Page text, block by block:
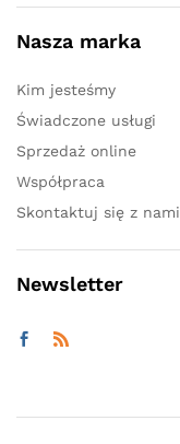
Nasza marka
Kim jesteśmy
Świadczone usługi
Sprzedaż online
Współpraca
Skontaktuj się z nami
Newsletter